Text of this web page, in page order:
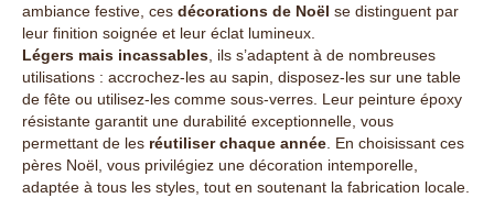
ambiance festive, ces décorations de Noël se distinguent par
leur finition soignée et leur éclat lumineux.
Légers mais incassables , ils s’adaptent à de nombreuses
utilisations : accrochez-les au sapin, disposez-les sur une table
de fête ou utilisez-les comme sous-verres. Leur peinture époxy
résistante garantit une durabilité exceptionnelle, vous
permettant de les réutiliser chaque année . En choisissant ces
pères Noël, vous privilégiez une décoration intemporelle,
adaptée à tous les styles, tout en soutenant la fabrication locale.